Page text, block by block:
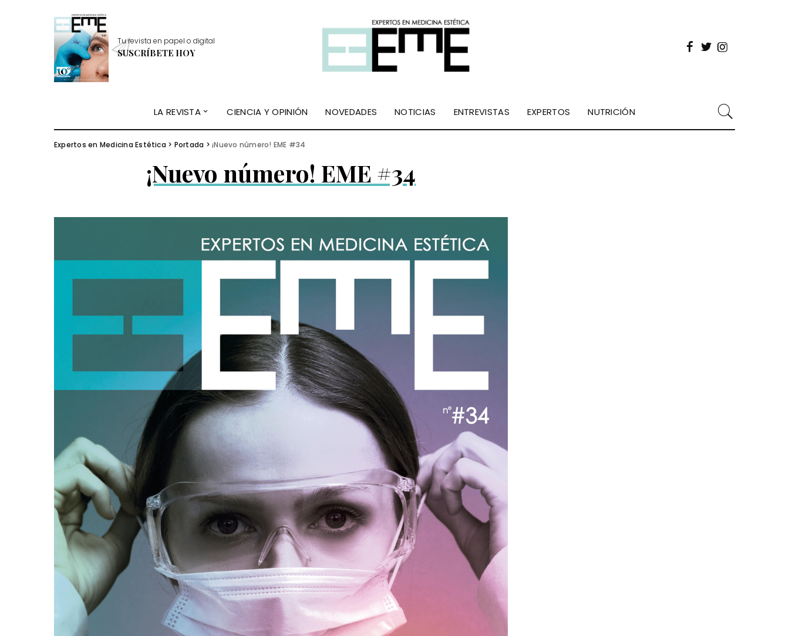
Tu revista en papel o digital
SUSCRÍBETE HOY
LA REVISTA CIENCIA Y OPINIÓN NOVEDADES NOTICIAS ENTREVISTAS EXPERTOS NUTRICIÓN
Expertos en Medicina Estética > Portada >¡Nuevo número! EME #34
¡Nuevo número! EME #34